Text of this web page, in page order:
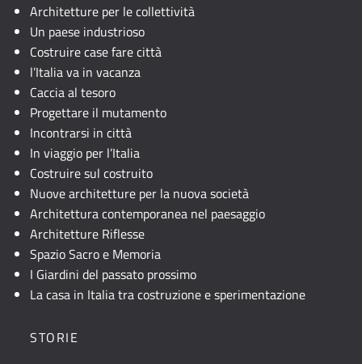
Architetture per le collettività
Un paese industrioso
Costruire case fare città
l’Italia va in vacanza
Caccia al tesoro
Progettare il mutamento
Incontrarsi in città
In viaggio per l’Italia
Costruire sul costruito
Nuove architetture per la nuova società
Architettura contemporanea nel paesaggio
Architetture Riflesse
Spazio Sacro e Memoria
I Giardini del passato prossimo
La casa in Italia tra costruzione e sperimentazione
STORIE